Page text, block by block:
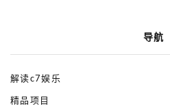
导航
解读c7娱乐
精品项目